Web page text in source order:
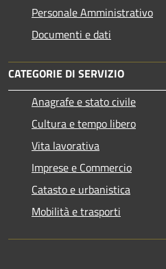
Personale Amministrativo
Documenti e dati
CATEGORIE DI SERVIZIO
Anagrafe e stato civile
Cultura e tempo libero
Vita lavorativa
Imprese e Commercio
Catasto e urbanistica
Mobilità e trasporti